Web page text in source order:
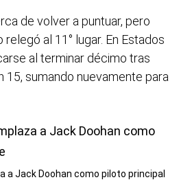
de volver a puntuar, pero
al 11° lugar. En Estados
al terminar décimo tras
15, sumando nuevamente para
a Jack Doohan como piloto principal